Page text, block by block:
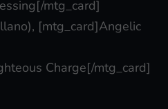
mtg_card]
[mtg_card]Angelic
Charge[/mtg_card]